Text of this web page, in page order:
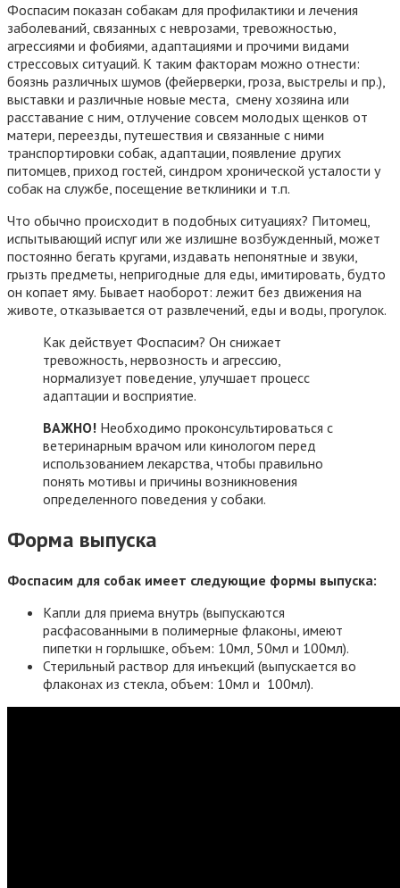
Фоспасим показан собакам для профилактики и лечения
заболеваний, связанных с неврозами, тревожностью,
агрессиями и фобиями, адаптациями и прочими видами
стрессовых ситуаций. К таким факторам можно отнести:
боязнь различных шумов (фейерверки, гроза, выстрелы и пр.),
выставки и различные новые места, смену хозяина или
расставание с ним, отлучение совсем молодых щенков от
матери, переезды, путешествия и связанные с ними
транспортировки собак, адаптации, появление других
питомцев, приход гостей, синдром хронической усталости у
собак на службе, посещение ветклиники и т.п.
Что обычно происходит в подобных ситуациях? Питомец,
испытывающий испуг или же излишне возбужденный, может
постоянно бегать кругами, издавать непонятные и звуки,
грызть предметы, непригодные для еды, имитировать, будто
он копает яму. Бывает наоборот: лежит без движения на
животе, отказывается от развлечений, еды и воды, прогулок.
Как действует Фоспасим? Он снижает
тревожность, нервозность и агрессию,
нормализует поведение, улучшает процесс
адаптации и восприятие.
ВАЖНО! Необходимо проконсультироваться с
ветеринарным врачом или кинологом перед
использованием лекарства, чтобы правильно
понять мотивы и причины возникновения
определенного поведения у собаки.
Форма выпуска
Фоспасим для собак имеет следующие формы выпуска:
Капли для приема внутрь (выпускаются
расфасованными в полимерные флаконы, имеют
пипетки н горлышке, объем: 10мл, 50мл и 100мл).
Стерильный раствор для инъекций (выпускается во
флаконах из стекла, объем: 10мл и 100мл).